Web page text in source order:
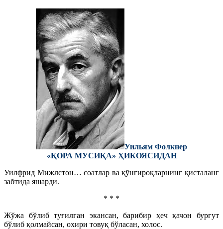
Уильям Фолкнер
«ҚОРА МУСИҚА» ҲИКОЯСИДАН
Уилфрид Мижлстон… соатлар ва қўнғироқларнинг қисталанг
забтида яшарди.
* * *
Жўжа бўлиб туғилган экансан, барибир ҳеч қачон бургут
бўлиб қолмайсан, охири товуқ бўласан, холос.